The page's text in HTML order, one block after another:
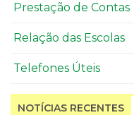
Prestação de Contas
Relação das Escolas
Telefones Úteis
NOTÍCIAS RECENTES